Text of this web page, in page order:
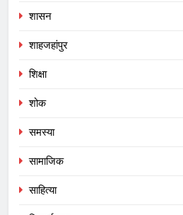
शासन
शाहजहांपुर
शिक्षा
शोक
समस्या
सामाजिक
साहित्या